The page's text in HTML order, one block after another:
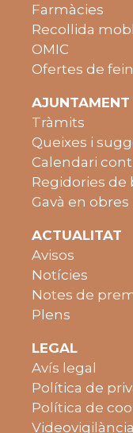
Farmàcies
Recollida
OMIC
Ofertes de
AJUNTAMENT
Tràmits
Queixes i
Calendari
Regidories de
Gavà en obres
ACTUALITAT
Avisos
Notícies
Notes de
Plens
LEGAL
Avís legal
Política de
Política de
Videovigilància